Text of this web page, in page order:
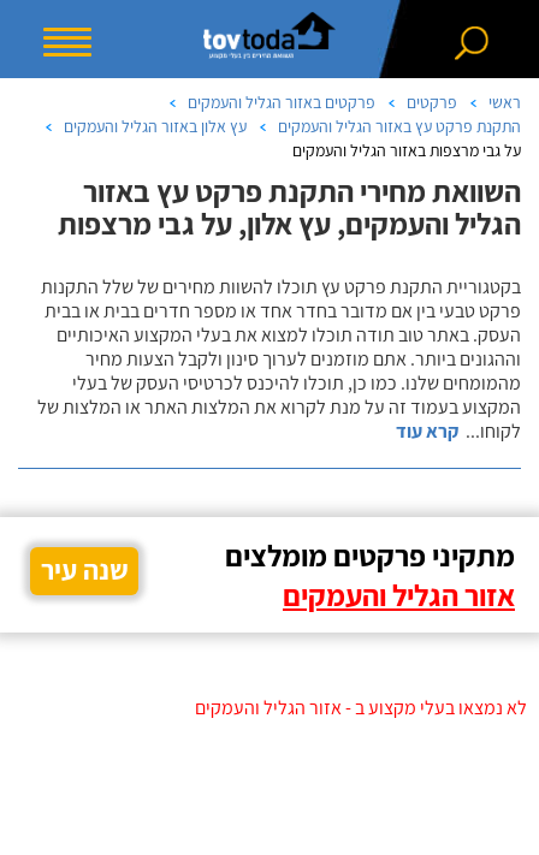
ראשי פרקטים
פרקטים באזור הגליל והעמקים
התקנת פרקט עץ באזור הגליל והעמקים
עץ אלון באזור הגליל והעמקים
על גבי מרצפות באזור הגליל והעמקים
השוואת מחירי התקנת פרקט עץ באזור
הגליל והעמקים, עץ אלון, על גבי מרצפות
בקטגוריית התקנת פרקט עץ תוכלו להשוות מחירים של שלל התקנות
פרקט טבעי בין אם מדובר בחדר אחד או מספר חדרים בבית או בבית
העסק. באתר טוב תודה תוכלו למצוא את בעלי המקצוע האיכותיים
וההגונים ביותר. אתם מוזמנים לערוך סינון ולקבל הצעות מחיר
מהמומחים שלנו. כמו כן, תוכלו להיכנס לכרטיסי העסק של בעלי
המקצוע בעמוד זה על מנת לקרוא את המלצות האתר או המלצות של
לקוחו... קרא עוד
מתקיני פרקטים מומלצים
אזור הגליל והעמקים
שנה עיר
לא נמצאו בעלי מקצוע ב - אזור הגליל והעמקים